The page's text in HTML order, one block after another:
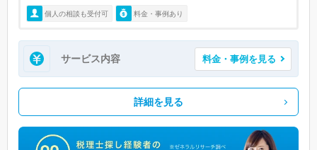
個人の相談も受付可 料金・事例あり
サービス内容 料金・事例を見る
詳細を見る